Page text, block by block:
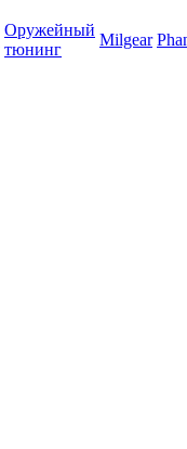
Оружейный
тюнинг
Milgear